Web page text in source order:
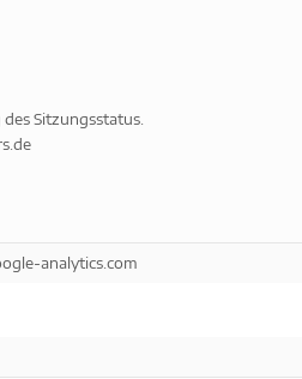
Sitzungsstatus.
analytics.com